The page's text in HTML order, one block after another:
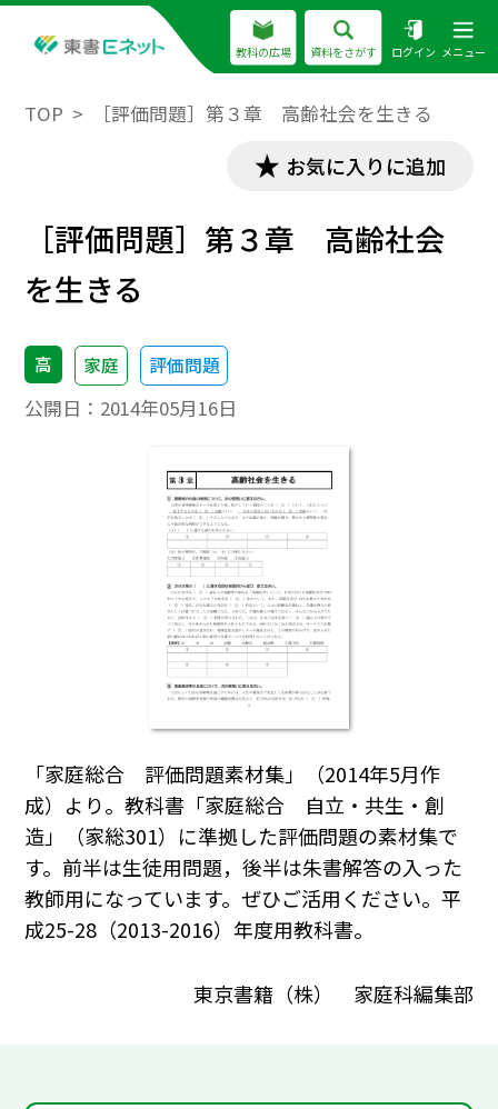
教科の広場 資料をさがす ログイン メニュー
TOP ［評価問題］第３章 高齢社会を生きる
お気に入りに追加
［評価問題］第３章 高齢社会
を生きる
高 家庭 評価問題
公開日： 2014年05月16日
「家庭総合 評価問題素材集」（2014年5月作
成）より。教科書「家庭総合 自立・共生・創
造」（家総301）に準拠した評価問題の素材集で
す。前半は生徒用問題，後半は朱書解答の入った
教師用になっています。ぜひご活用ください。平
成25-28（2013-2016）年度用教科書。
東京書籍（株） 家庭科編集部